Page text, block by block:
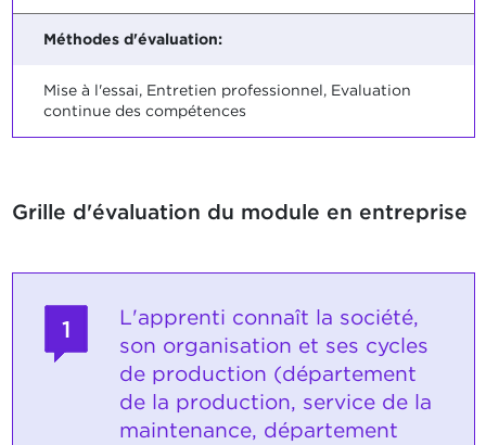
Méthodes d'évaluation:
Mise à l'essai, Entretien professionnel, Evaluation
continue des compétences
Grille d'évaluation du module en entreprise
1
L'apprenti connaît la société,
son organisation et ses cycles
de production (département
de la production, service de la
maintenance, département